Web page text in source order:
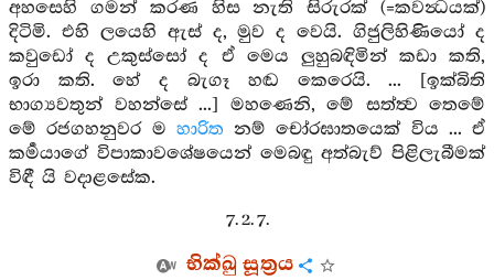
අහසෙහි ගමන් කරණ හිස නැති සිරුරක් (=කවන්‍ධයක්)
දිටිමි. එහි ලයෙහි ඇස් ද, මුව ද වෙයි. ගිජුලිහිණියෝ ද
කවුඩෝ ද උකුස්සෝ ද ඒ මෙය ලුහුබඳිමින් කඩා කති,
ඉරා කති. හේ ද බැගෑ හඬ කෙරෙයි. ... [ඉක්බිති
භාග්‍යවතුන් වහන්සේ ...] මහණෙනි, මේ සත්ත්‍ව තෙමේ
මේ රජගහනුවර ම හාරිත නම් චෝරඝාතයෙක් විය ... ඒ
කර්‍මයාගේ විපාකාවශේෂයෙන් මෙබඳු අත්බැව් පිළිලැබීමක්
විඳී යි වදාළසේක.
7. 2. 7.
භික්ඛු සූත්‍රය